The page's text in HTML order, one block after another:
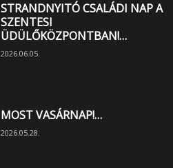
STRANDNYITÓ CSALÁDI NAP A
SZENTESI
ÜDÜLŐKÖZPONTBAN!…
2026.06.05.
MOST VASÁRNAP!…
2026.05.28.